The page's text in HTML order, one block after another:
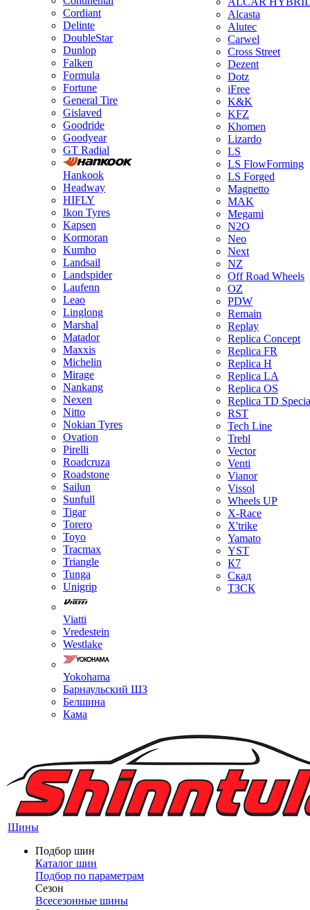
Cordiant
Delinte
DoubleStar
Dunlop
Falken
Formula
Fortune
General Tire
Gislaved
Goodride
Goodyear
GT Radial
Hankook
Headway
HIFLY
Ikon Tyres
Kapsen
Kormoran
Kumho
Landsail
Landspider
Laufenn
Leao
Linglong
Marshal
Matador
Maxxis
Michelin
Mirage
Nankang
Nexen
Nitto
Nokian Tyres
Ovation
Pirelli
Roadcruza
Roadstone
Sailun
Sunfull
Tigar
Torero
Toyo
Tracmax
Triangle
Tunga
Unigrip
Viatti
Vredestein
Westlake
Yokohama
Барнаульский ШЗ
Белшина
Кама
Alcasta
Alutec
Carwel
Cross Street
Dezent
Dotz
iFree
K&K
KFZ
Khomen
Lizardo
LS
LS FlowForming
LS Forged
Magnetto
MAK
Megami
N2O
Neo
Next
NZ
Off Road Wheels
OZ
PDW
Remain
Replay
Replica Concept
Replica FR
Replica H
Replica LA
Replica OS
Replica TD
RST
Tech Line
Trebl
Vector
Venti
Vianor
Vissol
Wheels UP
X-Race
X'trike
Yamato
YST
К7
Скад
ТЗСК
Шины
Подбор шин
Каталог шин
Подбор по параметрам
Сезон
Всесезонные шины